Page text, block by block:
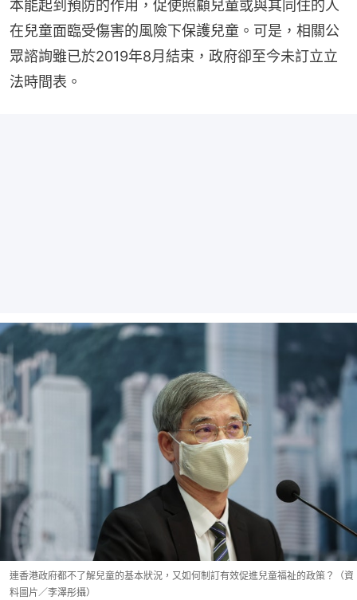
本能起到預防的作用，促使照顧兒童或與其同住的人
在兒童面臨受傷害的風險下保護兒童。可是，相關公
眾諮詢雖已於2019年8月結束，政府卻至今未訂立立
法時間表。
連香港政府都不了解兒童的基本狀況，又如何制訂有效促進兒童福祉的政策？（資
料圖片／李澤彤攝）